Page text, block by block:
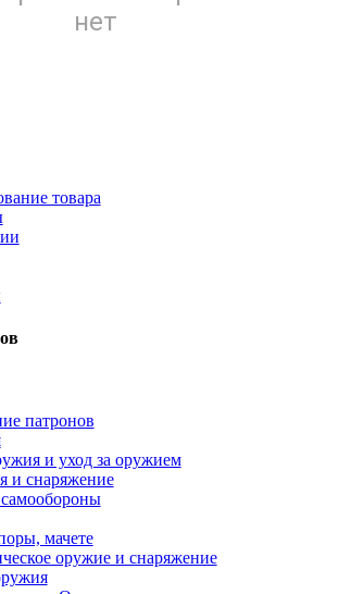
нет
товара
патронов
и уход за оружием
и снаряжение
мачете
оружие и снаряжение